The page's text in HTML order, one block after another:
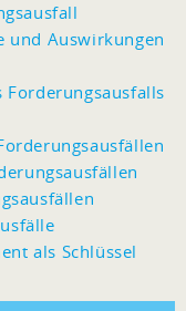
und Auswirkungen
Forderungsausfalls
als Schlüssel